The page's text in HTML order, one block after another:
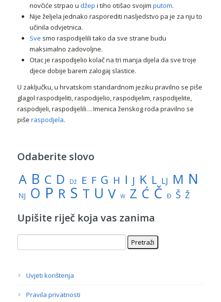
novčiće strpao u džep i tiho otišao svojim putom.
Nije željela jednako rasporediti nasljedstvo pa je za nju to
učinila odvjetnica.
Sve smo raspodijelili tako da sve strane budu
maksimalno zadovoljne.
Otac je raspodijelio kolač na tri manja dijela da sve troje
djece dobije barem zalogaj slastice.
U zaključku, u hrvatskom standardnom jeziku pravilno se piše
glagol raspodijeliti, raspodijelio, raspodijelim, raspodijelite,
raspodijeli, raspodijelili… Imenica ženskog roda pravilno se
piše raspodjela.
Odaberite slovo
A B C D Dž E F G H I J K L LJ M N
NJ O P R S T U V W Z Ć Č Đ Š Ž
Upišite riječ koja vas zanima
Uvjeti korištenja
Pravila privatnosti